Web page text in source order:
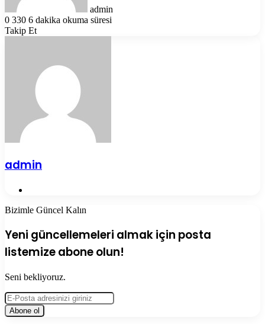
admin
0 330 6 dakika okuma süresi
Takip Et
admin
Bizimle Güncel Kalın
Yeni güncellemeleri almak için posta
listemize abone olun!
Seni bekliyoruz.
E-
Posta
adresinizi